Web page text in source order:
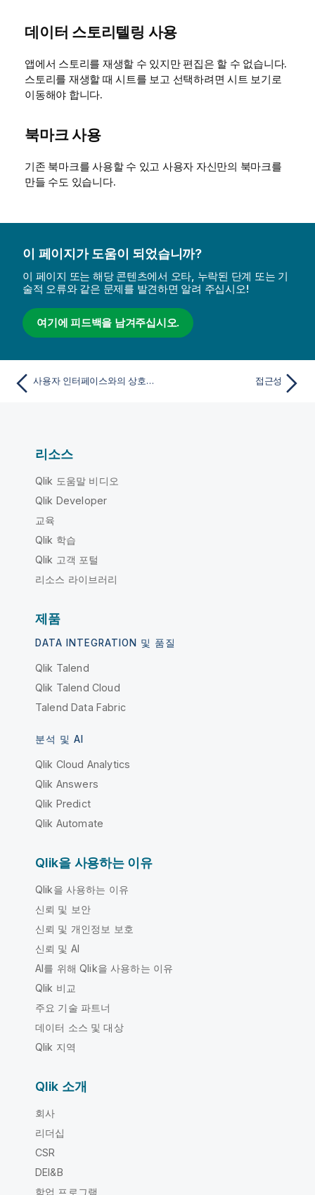
데이터 스토리텔링 사용
앱에서 스토리를 재생할 수 있지만 편집은 할 수 없습니다.
스토리를 재생할 때 시트를 보고 선택하려면 시트 보기로
이동해야 합니다.
북마크 사용
기존 북마크를 사용할 수 있고 사용자 자신만의 북마크를
만들 수도 있습니다.
이 페이지가 도움이 되었습니까?
이 페이지 또는 해당 콘텐츠에서 오타, 누락된 단계 또는 기
술적 오류와 같은 문제를 발견하면 알려 주십시오!
여기에 피드백을 남겨주십시오.
사용자 인터페이스와의 상호 작용 접근성
리소스
Qlik 도움말 비디오
Qlik Developer
교육
Qlik 학습
Qlik 고객 포털
리소스 라이브러리
제품
DATA INTEGRATION 및 품질
Qlik Talend
Qlik Talend Cloud
Talend Data Fabric
분석 및 AI
Qlik Cloud Analytics
Qlik Answers
Qlik Predict
Qlik Automate
Qlik을 사용하는 이유
Qlik을 사용하는 이유
신뢰 및 보안
신뢰 및 개인정보 보호
신뢰 및 AI
AI를 위해 Qlik을 사용하는 이유
Qlik 비교
주요 기술 파트너
데이터 소스 및 대상
Qlik 지역
Qlik 소개
회사
리더십
CSR
DEI&B
학업 프로그램